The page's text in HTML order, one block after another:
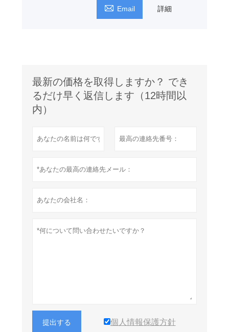
 Email 詳細
最新の価格を取得しますか？ でき
るだけ早く返信します（12時間以
内）
提出する 個人情報保護方針